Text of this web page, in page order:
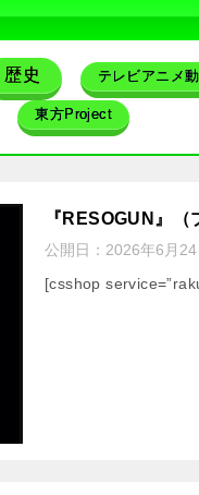
歴史 テレビアニメ
東方Project
『RESOGUN』（
公開日： 2026年6月24
[csshop